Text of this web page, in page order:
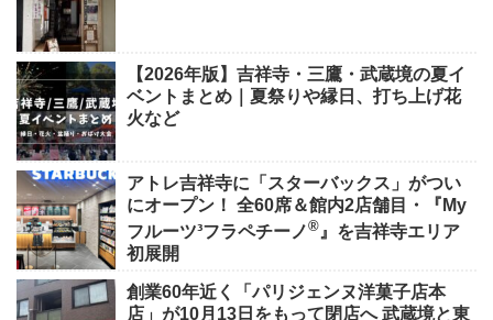
【2026年版】吉祥寺・三鷹・武蔵境の夏イ
ベントまとめ｜夏祭りや縁日、打ち上げ花
火など
アトレ吉祥寺に「スターバックス」がつい
にオープン！ 全60席＆館内2店舗目・『My
フルーツ³フラペチーノ® 』を吉祥寺エリア
初展開
創業60年近く「パリジェンヌ洋菓子店本
店」が10月13日をもって閉店へ 武蔵境と東